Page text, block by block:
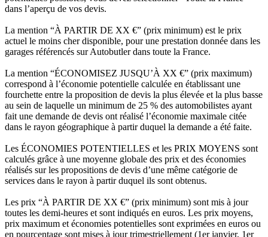
dans l’aperçu de vos devis.
La mention “À PARTIR DE XX €” (prix minimum) est le prix
actuel le moins cher disponible, pour une prestation donnée dans les
garages référencés sur Autobutler dans toute la France.
La mention “ÉCONOMISEZ JUSQU’À XX €” (prix maximum)
correspond à l’économie potentielle calculée en établissant une
fourchette entre la proposition de devis la plus élevée et la plus basse
au sein de laquelle un minimum de 25 % des automobilistes ayant
fait une demande de devis ont réalisé l’économie maximale citée
dans le rayon géographique à partir duquel la demande a été faite.
Les ÉCONOMIES POTENTIELLES et les PRIX MOYENS sont
calculés grâce à une moyenne globale des prix et des économies
réalisés sur les propositions de devis d’une même catégorie de
services dans le rayon à partir duquel ils sont obtenus.
Les prix “À PARTIR DE XX €” (prix minimum) sont mis à jour
toutes les demi-heures et sont indiqués en euros. Les prix moyens,
prix maximum et économies potentielles sont exprimées en euros ou
en pourcentage sont mises à jour trimestriellement (1er janvier, 1er